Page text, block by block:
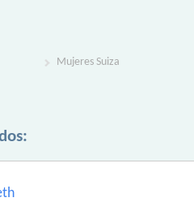
Mujeres Suiza